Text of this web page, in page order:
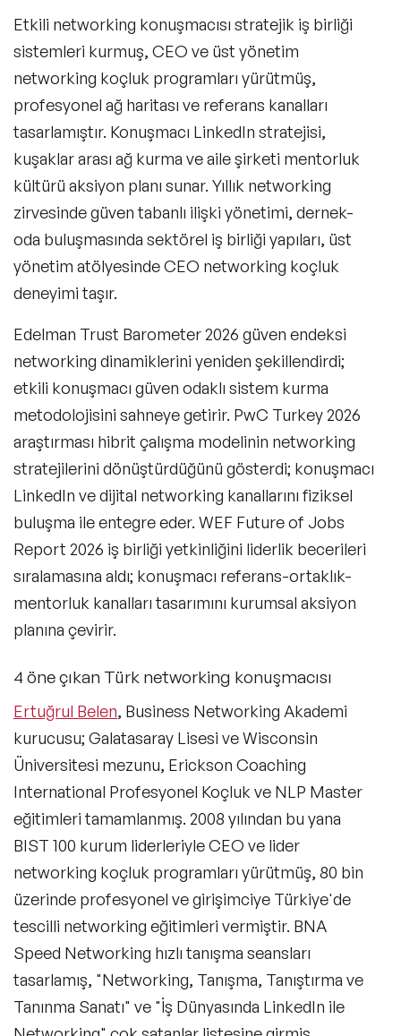
Etkili networking konuşmacısı stratejik iş birliği
sistemleri kurmuş, CEO ve üst yönetim
networking koçluk programları yürütmüş,
profesyonel ağ haritası ve referans kanalları
tasarlamıştır. Konuşmacı LinkedIn stratejisi,
kuşaklar arası ağ kurma ve aile şirketi mentorluk
kültürü aksiyon planı sunar. Yıllık networking
zirvesinde güven tabanlı ilişki yönetimi, dernek-
oda buluşmasında sektörel iş birliği yapıları, üst
yönetim atölyesinde CEO networking koçluk
deneyimi taşır.
Edelman Trust Barometer 2026 güven endeksi
networking dinamiklerini yeniden şekillendirdi;
etkili konuşmacı güven odaklı sistem kurma
metodolojisini sahneye getirir. PwC Turkey 2026
araştırması hibrit çalışma modelinin networking
stratejilerini dönüştürdüğünü gösterdi; konuşmacı
LinkedIn ve dijital networking kanallarını fiziksel
buluşma ile entegre eder. WEF Future of Jobs
Report 2026 iş birliği yetkinliğini liderlik becerileri
sıralamasına aldı; konuşmacı referans-ortaklık-
mentorluk kanalları tasarımını kurumsal aksiyon
planına çevirir.
4 öne çıkan Türk networking konuşmacısı
Ertuğrul Belen, Business Networking Akademi
kurucusu; Galatasaray Lisesi ve Wisconsin
Üniversitesi mezunu, Erickson Coaching
International Profesyonel Koçluk ve NLP Master
eğitimleri tamamlanmış. 2008 yılından bu yana
BIST 100 kurum liderleriyle CEO ve lider
networking koçluk programları yürütmüş, 80 bin
üzerinde profesyonel ve girişimciye Türkiye'de
tescilli networking eğitimleri vermiştir. BNA
Speed Networking hızlı tanışma seansları
tasarlamış, "Networking, Tanışma, Tanıştırma ve
Tanınma Sanatı" ve "İş Dünyasında LinkedIn ile